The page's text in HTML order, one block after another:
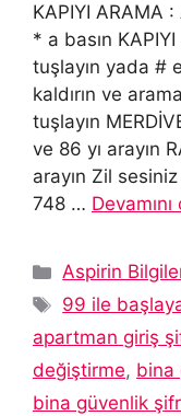
KAPIYI ARAMA
* a basın
tuşlayın yada #
kaldırın ve
tuşlayın
ve 86 yı arayın
arayın Zil
748 …
Kategoriler
Aspirin
Etiketler
99 ile
apartman giriş
değiştirme, bina
bina güvenlik